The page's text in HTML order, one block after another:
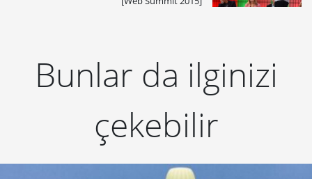
Bunlar da ilginizi
çekebilir